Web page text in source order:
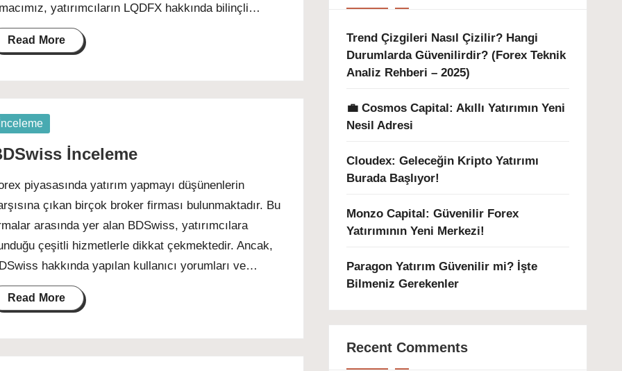
yatırımcıların LQDFX hakkında bilinçli…
Read More
İnceleme
İnceleme
piyasasında yatırım yapmayı düşünenlerin
çıkan birçok broker firması bulunmaktadır. Bu
arasında yer alan BDSwiss, yatırımcılara
çeşitli hizmetlerle dikkat çekmektedir. Ancak,
hakkında yapılan kullanıcı yorumları ve…
Read More
Trend Çizgileri Nasıl Çizilir? Hangi
Durumlarda Güvenilirdir? (Forex Teknik
Analiz Rehberi – 2025)
💼 Cosmos Capital: Akıllı Yatırımın Yeni
Nesil Adresi
Cloudex: Geleceğin Kripto Yatırımı
Burada Başlıyor!
Monzo Capital: Güvenilir Forex
Yatırımının Yeni Merkezi!
Paragon Yatırım Güvenilir mi? İşte
Bilmeniz Gerekenler
Recent Comments